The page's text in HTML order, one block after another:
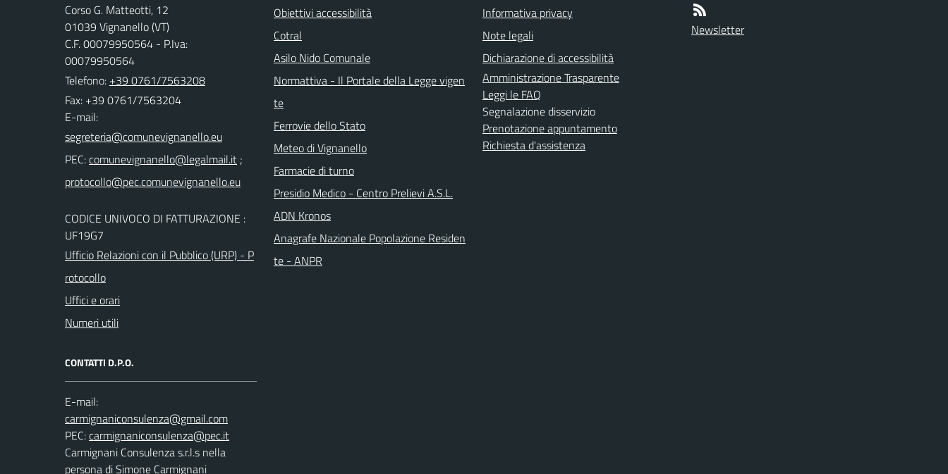
Corso G. Matteotti, 12
01039 Vignanello (VT)
C.F. 00079950564 - P.Iva:
00079950564
Telefono: +39 0761/7563208
Fax: +39 0761/7563204
E-mail:
PEC: ;
CODICE UNIVOCO DI FATTURAZIONE :
UF19G7
Ufficio Relazioni con il Pubblico (URP) - P
rotocollo
Uffici e orari
Numeri utili
CONTATTI D.P.O.
E-mail:
PEC:
Carmignani Consulenza s.r.l.s nella
persona di Simone Carmignani
Obiettivi accessibilità
Cotral
Asilo Nido Comunale
Normattiva - Il Portale della Legge vigen
te
Ferrovie dello Stato
Meteo di Vignanello
Farmacie di turno
Presidio Medico - Centro Prelievi A.S.L.
ADN Kronos
Anagrafe Nazionale Popolazione Residen
te - ANPR
Informativa privacy
Note legali
Dichiarazione di accessibilità
Amministrazione Trasparente
Leggi le FAQ
Segnalazione disservizio
Prenotazione appuntamento
Richiesta d'assistenza
Newsletter